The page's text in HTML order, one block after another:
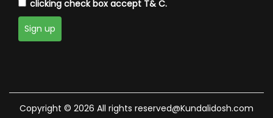
clicking check box accept T& C.
Copyright © 2026 All rights reserved@Kundalidosh.com